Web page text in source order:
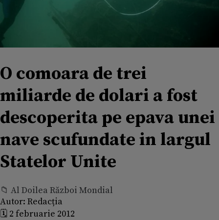
O comoara de trei
miliarde de dolari a fost
descoperita pe epava unei
nave scufundate in largul
Statelor Unite
📁 Al Doilea Război Mondial
Autor: Redacția
🗓️ 2 februarie 2012